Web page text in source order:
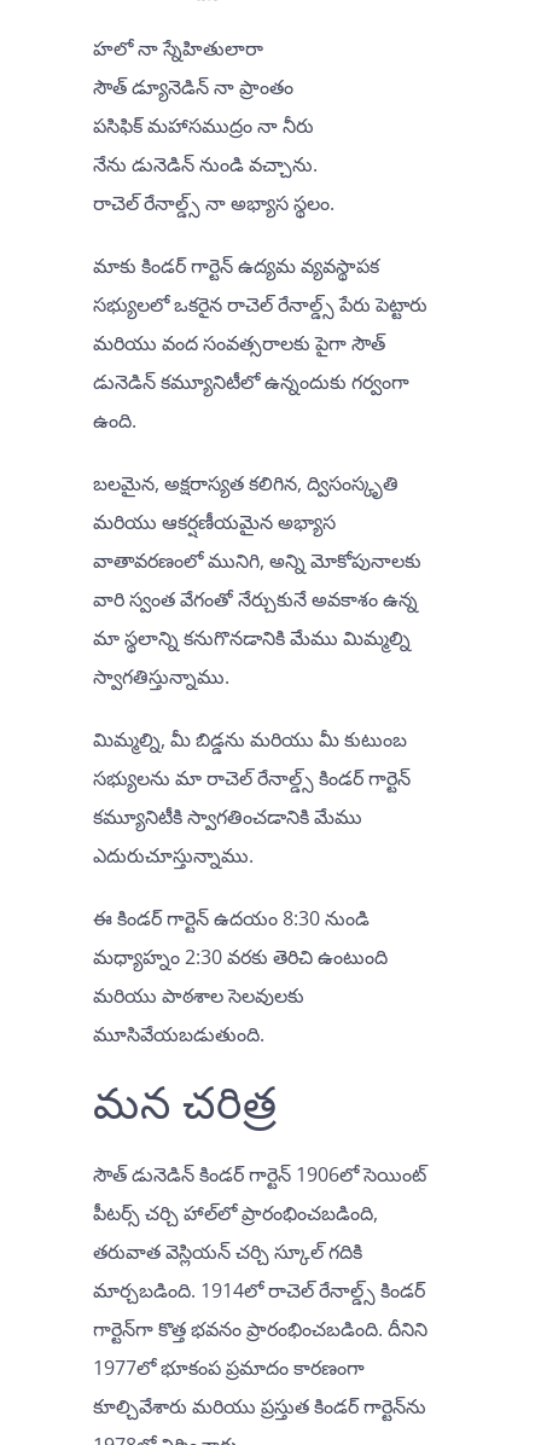
హలో నా స్నేహితులారా
సౌత్ డ్యూనెడిన్ నా ప్రాంతం
పసిఫిక్ మహాసముద్రం నా నీరు
నేను డునెడిన్ నుండి వచ్చాను.
రాచెల్ రేనాల్డ్స్ నా అభ్యాస స్థలం.
మాకు కిండర్ గార్టెన్ ఉద్యమ వ్యవస్థాపక
సభ్యులలో ఒకరైన రాచెల్ రేనాల్డ్స్ పేరు పెట్టారు
మరియు వంద సంవత్సరాలకు పైగా సౌత్
డునెడిన్ కమ్యూనిటీలో ఉన్నందుకు గర్వంగా
ఉంది.
బలమైన, అక్షరాస్యత కలిగిన, ద్విసంస్కృతి
మరియు ఆకర్షణీయమైన అభ్యాస
వాతావరణంలో మునిగి, అన్ని మోకోపునాలకు
వారి స్వంత వేగంతో నేర్చుకునే అవకాశం ఉన్న
మా స్థలాన్ని కనుగొనడానికి మేము మిమ్మల్ని
స్వాగతిస్తున్నాము.
మిమ్మల్ని, మీ బిడ్డను మరియు మీ కుటుంబ
సభ్యులను మా రాచెల్ రేనాల్డ్స్ కిండర్ గార్టెన్
కమ్యూనిటీకి స్వాగతించడానికి మేము
ఎదురుచూస్తున్నాము.
ఈ కిండర్ గార్టెన్ ఉదయం 8:30 నుండి
మధ్యాహ్నం 2:30 వరకు తెరిచి ఉంటుంది
మరియు పాఠశాల సెలవులకు
మూసివేయబడుతుంది.
మన చరిత్ర
సౌత్ డునెడిన్ కిండర్ గార్టెన్ 1906లో సెయింట్
పీటర్స్ చర్చి హాల్‌లో ప్రారంభించబడింది,
తరువాత వెస్లియన్ చర్చి స్కూల్ గదికి
మార్చబడింది. 1914లో రాచెల్ రేనాల్డ్స్ కిండర్
గార్టెన్‌గా కొత్త భవనం ప్రారంభించబడింది. దీనిని
1977లో భూకంప ప్రమాదం కారణంగా
కూల్చివేశారు మరియు ప్రస్తుత కిండర్ గార్టెన్‌ను